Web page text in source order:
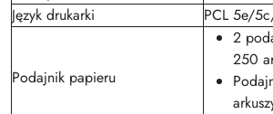
Język drukarki
PCL 5e/
Podajnik papieru
2
250